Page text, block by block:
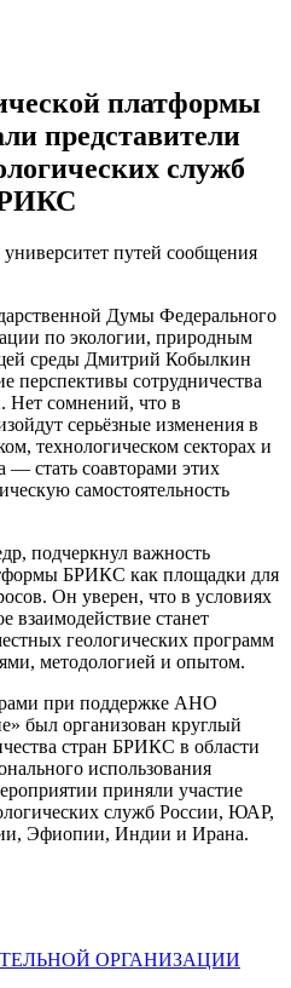
платформы
представители
служб
путей сообщения
Думы Федерального
по экологии, природным
среды Дмитрий Кобылкин
перспективы сотрудничества
Нет сомнений, что в
серьёзные изменения в
технологическом секторах и
— стать соавторами этих
самостоятельность
подчеркнул важность
БРИКС как площадки для
Он уверен, что в условиях
взаимодействие станет
геологических программ
методологией и опытом.
при поддержке АНО
был организован круглый
стран БРИКС в области
использования
приняли участие
служб России, ЮАР,
Эфиопии, Индии и Ирана.
ОРГАНИЗАЦИИ